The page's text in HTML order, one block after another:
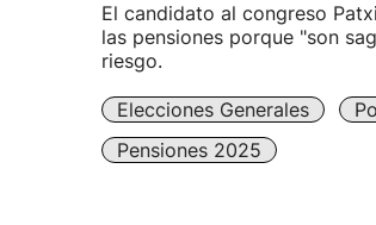
El candidato al congreso
las pensiones porque "son
riesgo.
Elecciones Generales
Pensiones 2025